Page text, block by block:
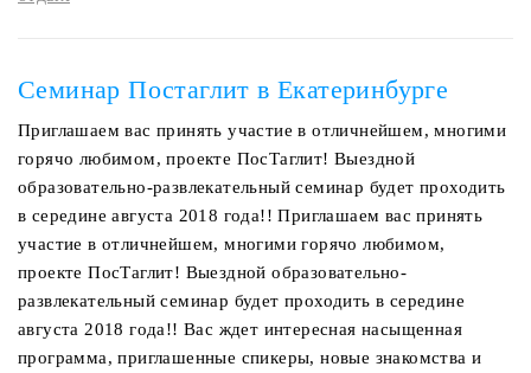
Семинар Постаглит в Екатеринбурге
Приглашаем вас принять участие в отличнейшем, многими
горячо любимом, проекте ПосТаглит! Выездной
образовательно-развлекательный семинар будет проходить
в середине августа 2018 года!! Приглашаем вас принять
участие в отличнейшем, многими горячо любимом,
проекте ПосТаглит! Выездной образовательно-
развлекательный семинар будет проходить в середине
августа 2018 года!! Вас ждет интересная насыщенная
программа, приглашенные спикеры, новые знакомства и